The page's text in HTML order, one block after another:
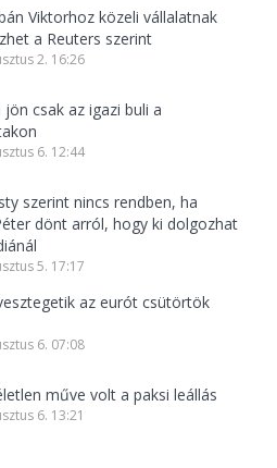
Viktorhoz közeli vállalatnak
a Reuters szerint
2. 16:26
jön csak az igazi buli a
6. 12:44
szerint nincs rendben, ha
dönt arról, hogy ki dolgozhat
5. 17:17
az eurót csütörtök
6. 07:08
műve volt a paksi leállás
6. 13:21